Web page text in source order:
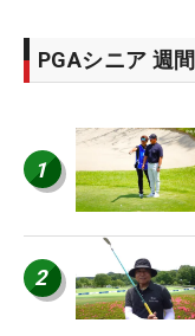
PGAシニア 週
1
2